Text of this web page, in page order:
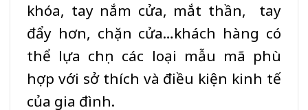
khóa, tay nắm cửa, mắt thần, tay
đẩy hơn, chặn cửa…khách hàng có
thể lựa chọn các loại mẫu mã phù
hợp với sở thích và điều kiện kinh tế
của gia đình.